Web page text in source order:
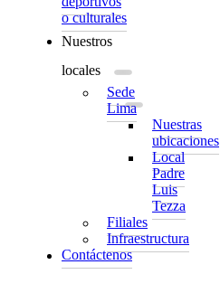
o culturales
Nuestros
locales
Sede
Lima
Nuestras
ubicaciones
Local
Padre
Luis
Tezza
Filiales
Infraestructura
Contáctenos